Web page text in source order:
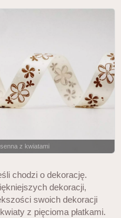
z kwiatami
chodzi o dekorację.
dekoracji,
swoich dekoracji
z pięcioma płatkami.